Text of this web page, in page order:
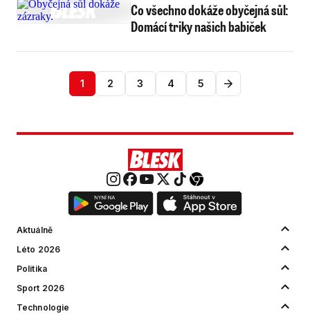
Co všechno dokáže obyčejná sůl:
Domácí triky našich babiček
1 2 3 4 5
Aktuálně
Léto 2026
Politika
Sport 2026
Technologie